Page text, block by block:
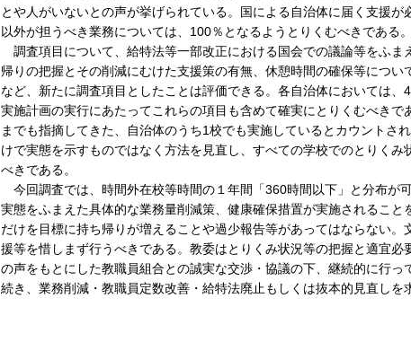
とや人がいないとの声が挙げられている。国による自治体に届く支援
以外が担うべき業務については、100％となるようとりくむべきである。
調査項目について、給特法等一部改正における国会での議論等をふま
帰りの把握とその削減にむけた支援策の有無、休憩時間の確保等につい
など、新たに調査項目としたことは評価できる。各自治体においては
実施計画の実行にあたってこれらの項目も含めて確実にとりくむべきで
までも指摘してきた、自治体のうち1校でも実施しているとカウントさ
けで実態を示すものではなく方法を見直し、すべての学校でのとりくみ
べきである。
今回調査では、時間外在校等時間の１年間「360時間以下」と分布が
実態をふまえた具体的な業務量削減策、健康確保措置が実施されること
だけを目標に持ち帰りが増えることや過少報告等があってはならない。
援等を惜しまず行うべきである。教委はとりくみ状況等の把握と適宜必
の声をもとにした教職員組合との誠実な交渉・協議の下、継続的に行っ
続き、業務削減・教職員定数改善・給特法廃止もしくは抜本的見直しを